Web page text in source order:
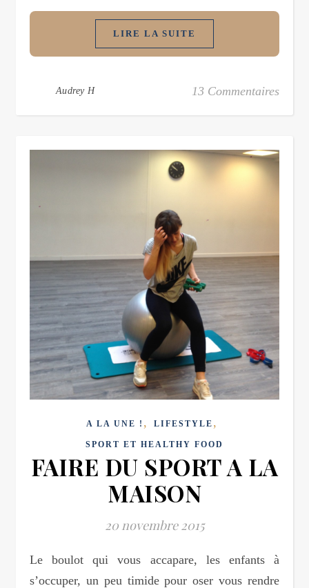
LIRE LA SUITE
Audrey H 13 Commentaires
A LA UNE ! , LIFESTYLE ,
SPORT ET HEALTHY FOOD
FAIRE DU SPORT A LA
MAISON
20 novembre 2015
Le boulot qui vous accapare, les enfants à
s’occuper, un peu timide pour oser vous rendre